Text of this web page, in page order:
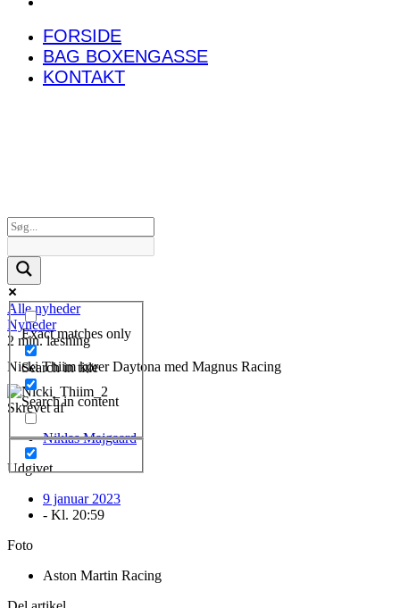
FORSIDE
BAG BOXENGASSE
KONTAKT
Exact matches only
Search in title
Search in content
Alle nyheder
Nyheder
2 min. læsning
Nicki Thiim kører Daytona med Magnus Racing
Skrevet af
Niklas Majgaard
Udgivet
9 januar 2023
- Kl. 20:59
Foto
Aston Martin Racing